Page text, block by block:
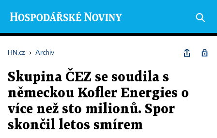
HN.cz › Archiv
Skupina ČEZ se soudila s
německou Kofler Energies o
více než sto milionů. Spor
skončil letos smírem